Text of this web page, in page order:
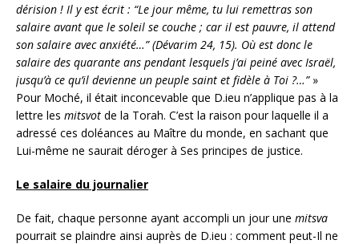
dérision ! Il y est écrit : “Le jour même, tu lui remettras son
salaire avant que le soleil se couche ; car il est pauvre, il attend
son salaire avec anxiété…” (Dévarim 24, 15). Où est donc le
salaire des quarante ans pendant lesquels j’ai peiné avec Israël,
jusqu’à ce qu’il devienne un peuple saint et fidèle à Toi ?…”»
Pour Moché, il était inconcevable que D.ieu n’applique pas à la
lettre les mitsvot de la Torah. C’est la raison pour laquelle il a
adressé ces doléances au Maître du monde, en sachant que
Lui-même ne saurait déroger à Ses principes de justice.
Le salaire du journalier
De fait, chaque personne ayant accompli un jour une mitsva
pourrait se plaindre ainsi auprès de D.ieu : comment peut-Il ne